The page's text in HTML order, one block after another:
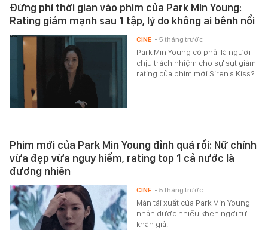
Đừng phí thời gian vào phim của Park Min Young:
Rating giảm mạnh sau 1 tập, lý do không ai bênh nổi
Park Min Young có phải là người
chịu trách nhiệm cho sự sụt giảm
rating của phim mới Siren's Kiss?
CINE - 5 tháng trước
Phim mới của Park Min Young đỉnh quá rồi: Nữ chính
vừa đẹp vừa nguy hiểm, rating top 1 cả nước là
đương nhiên
Màn tái xuất của Park Min Young
nhận được nhiều khen ngợi từ
khán giả.
CINE - 5 tháng trước